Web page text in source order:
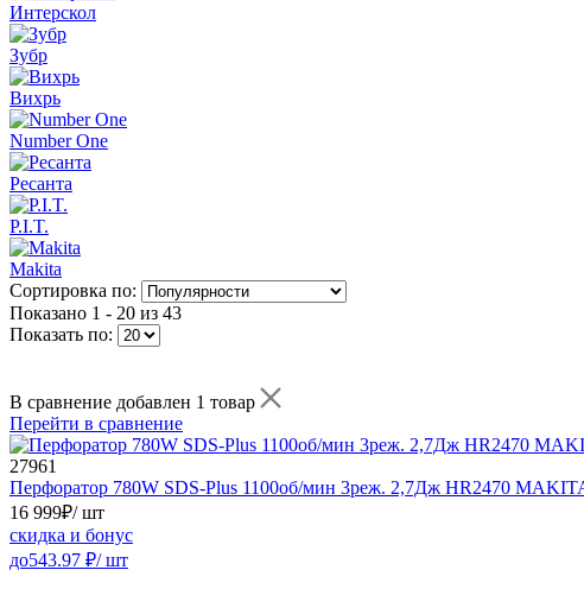
Интерскол
Зубр
Вихрь
Number One
Ресанта
P.I.T.
Makita
Сортировка по:
Показано 1 - 20 из 43
Показать по:
В сравнение добавлен 1 товар
Перейти в сравнение
27961
Перфоратор 780W SDS-Plus 1100об/мин 3реж. 2,7Дж HR2470
16 999₽/ шт
скидка и бонус
до543.97 ₽/ шт